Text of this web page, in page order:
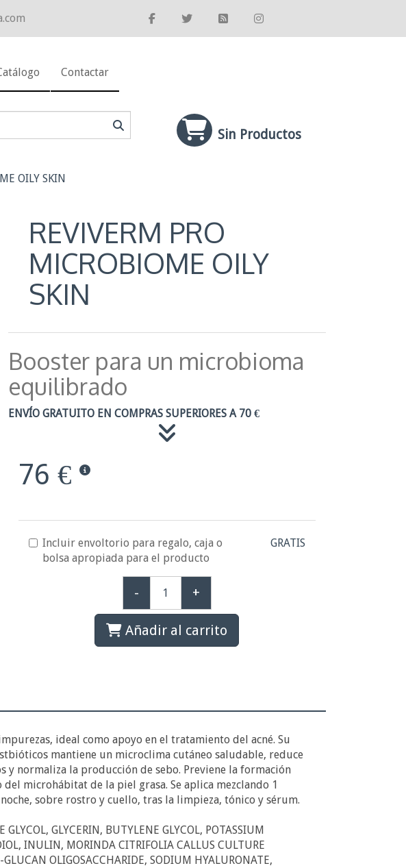
Contactar
Sin Productos
OILY SKIN
REVIVERM PRO
MICROBIOME OILY
SKIN
Booster para un microbioma
equilibrado
ENVÍO GRATUITO EN COMPRAS SUPERIORES A 70 €
76 €
Incluir envoltorio para regalo, caja o
bolsa apropiada para el producto
GRATIS
- +
Añadir al carrito
ideal como apoyo en el tratamiento del acné. Su
mantiene un microclima cutáneo saludable, reduce
y normaliza la producción de sebo. Previene la formación
microhábitat de la piel grasa. Se aplica mezclando 1
sobre rostro y cuello, tras la limpieza, tónico y sérum.
GLYCERIN, BUTYLENE GLYCOL, POTASSIUM
INULIN, MORINDA CITRIFOLIA CALLUS CULTURE
OLIGOSACCHARIDE, SODIUM HYALURONATE,